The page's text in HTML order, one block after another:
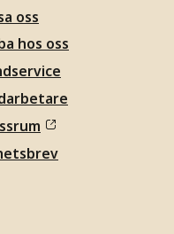
oss
hos oss